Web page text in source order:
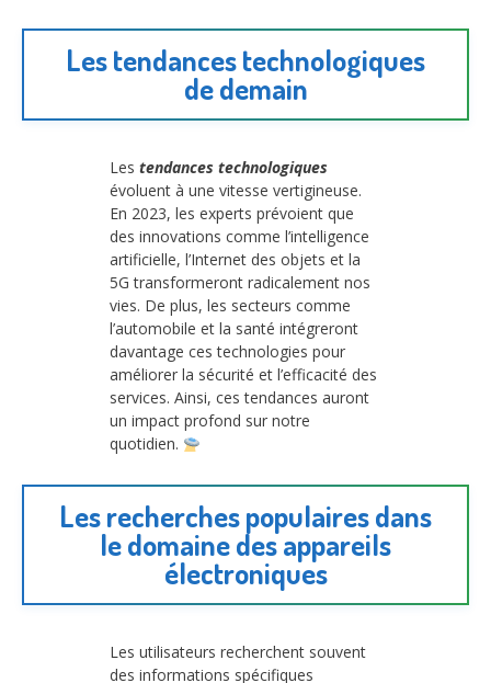
Les tendances technologiques
de demain
Les tendances technologiques
évoluent à une vitesse vertigineuse.
En 2023, les experts prévoient que
des innovations comme l’intelligence
artificielle, l’Internet des objets et la
5G transformeront radicalement nos
vies. De plus, les secteurs comme
l’automobile et la santé intégreront
davantage ces technologies pour
améliorer la sécurité et l’efficacité des
services. Ainsi, ces tendances auront
un impact profond sur notre
quotidien.
Les recherches populaires dans
le domaine des appareils
électroniques
Les utilisateurs recherchent souvent
des informations spécifiques